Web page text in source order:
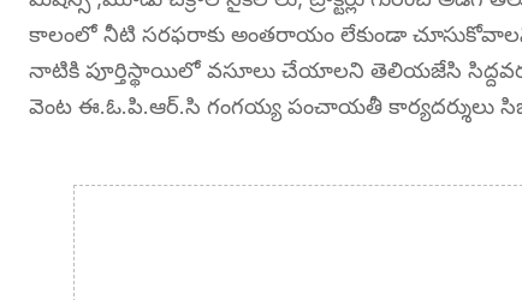
కాలంలో నీటి సరఫరాకు అంతరాయం లేకుండా
నాటికి పూర్తిస్థాయిలో వసూలు చేయాలని తెలియజేసి
వెంట ఈ.ఓ.పి.ఆర్.సి గంగయ్య పంచాయతీ కార్యదర్శులు